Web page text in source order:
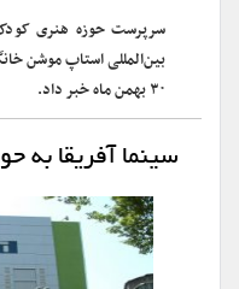
سرپرست حوزه هنری
بین‌المللی استاپ موشن
۳۰ بهمن ماه خبر داد.
سینما آفریقا به